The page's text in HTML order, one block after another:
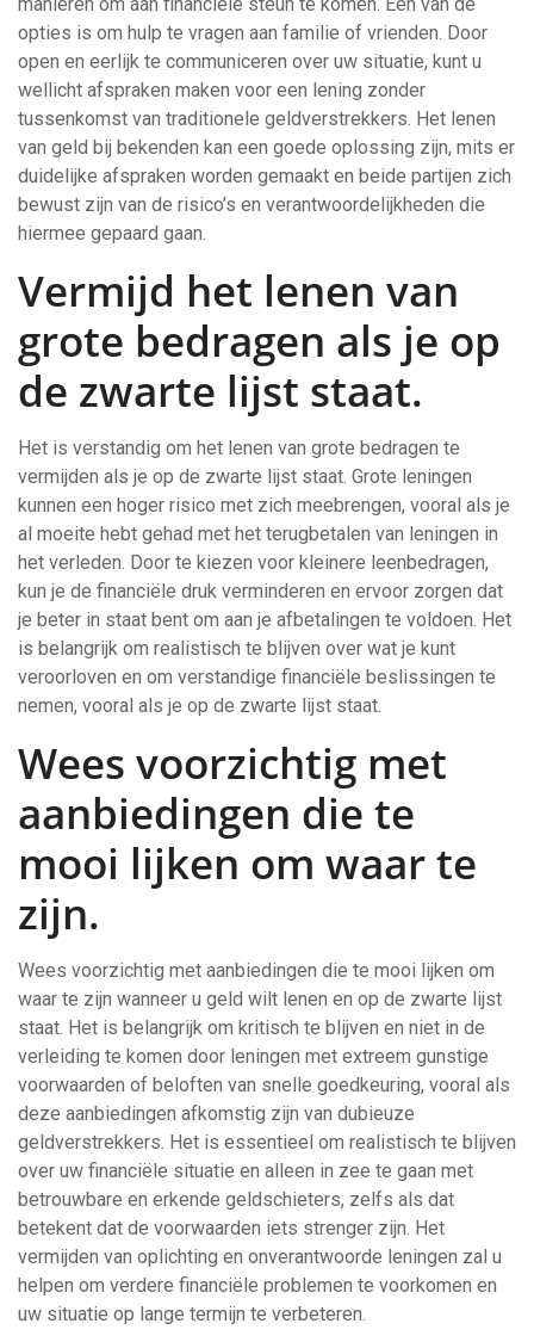
opties is om hulp te vragen aan familie of vrienden. Door
open en eerlijk te communiceren over uw situatie, kunt u
wellicht afspraken maken voor een lening zonder
tussenkomst van traditionele geldverstrekkers. Het lenen
van geld bij bekenden kan een goede oplossing zijn, mits er
duidelijke afspraken worden gemaakt en beide partijen zich
bewust zijn van de risico’s en verantwoordelijkheden die
hiermee gepaard gaan.
Vermijd het lenen van
grote bedragen als je op
de zwarte lijst staat.
Het is verstandig om het lenen van grote bedragen te
vermijden als je op de zwarte lijst staat. Grote leningen
kunnen een hoger risico met zich meebrengen, vooral als je
al moeite hebt gehad met het terugbetalen van leningen in
het verleden. Door te kiezen voor kleinere leenbedragen,
kun je de financiële druk verminderen en ervoor zorgen dat
je beter in staat bent om aan je afbetalingen te voldoen. Het
is belangrijk om realistisch te blijven over wat je kunt
veroorloven en om verstandige financiële beslissingen te
nemen, vooral als je op de zwarte lijst staat.
Wees voorzichtig met
aanbiedingen die te
mooi lijken om waar te
zijn.
Wees voorzichtig met aanbiedingen die te mooi lijken om
waar te zijn wanneer u geld wilt lenen en op de zwarte lijst
staat. Het is belangrijk om kritisch te blijven en niet in de
verleiding te komen door leningen met extreem gunstige
voorwaarden of beloften van snelle goedkeuring, vooral als
deze aanbiedingen afkomstig zijn van dubieuze
geldverstrekkers. Het is essentieel om realistisch te blijven
over uw financiële situatie en alleen in zee te gaan met
betrouwbare en erkende geldschieters, zelfs als dat
betekent dat de voorwaarden iets strenger zijn. Het
vermijden van oplichting en onverantwoorde leningen zal u
helpen om verdere financiële problemen te voorkomen en
uw situatie op lange termijn te verbeteren.